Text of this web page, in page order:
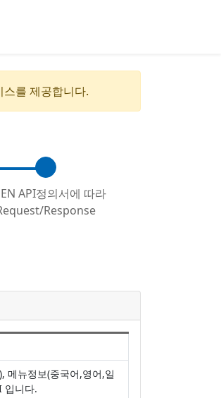
를 제공합니다.
API정의서에 따라
Response
메뉴정보(중국어,영어,일
입니다.